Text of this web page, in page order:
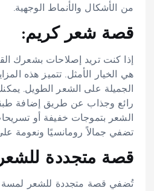
من الأشكال والأنماط الوجهية.
قصة شعر كريم:
إذا كنت تريد إصلاحات بشعرك
هي الخيار الأمثل. تتميز هذه
الجميلة على الشعر الطويل.
رائع وجذاب عن طريق إضافة
الشعر بتموجات خفيفة أو
تضفي جمالاً رومانسيًا ونعومة
قصة متجددة
تُضفي قصة متجددة للشعر لمسة